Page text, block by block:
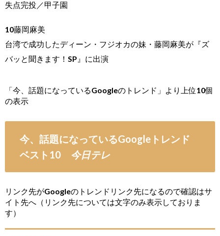
失点完投／甲子園
10藤岡麻美
台湾で成功したディーン・フジオカの妹・藤岡麻美が『ズ
バッと聞きます！SP』に出演
「今、話題になっているGoogleのトレンド」より上位10個
の表示
今、話題になっているGoogleトレンド
ベスト10 今日テレ
リンク先がGoogleのトレンドリンク先になるので確認はサ
イト先へ（リンク先については文字のみ表示しておりま
す）